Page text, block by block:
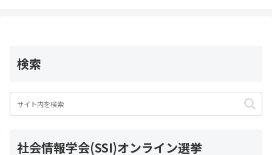
検索
社会情報学会(SSI)オンライン選挙